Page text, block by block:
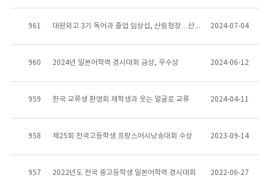
961 대원외고 3기 독어과 졸업 임상섭, 산림청장…산림청 최초 기술고시 출신 2024-07-04
960 2024년 일본어학력 경시대회 금상, 우수상 2024-06-12
959 한국 교류생 환영회 재학생과 웃는 얼굴로 교류 2024-04-11
958 제25회 전국고등학생 프랑스어시낭송대회 수상 2023-09-14
957 2022년도 전국 중고등학생 일본어학력 경시대회 2022-06-27